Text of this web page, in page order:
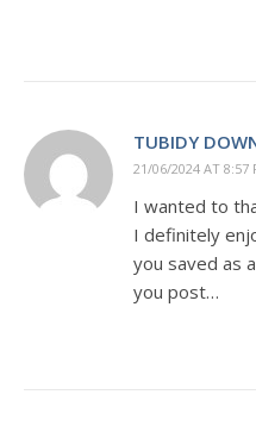
TUBIDY
21/06/2024 AT 8:57
I wanted to
I definitely
you saved as
you post…